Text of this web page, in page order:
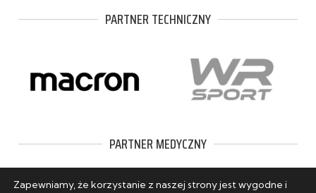
PARTNER TECHNICZNY
PARTNER MEDYCZNY
Zapewniamy, że korzystanie z naszej strony jest wygodne i